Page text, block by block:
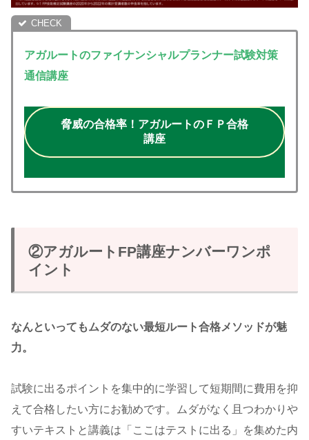
アガルートのファイナンシャルプランナー試験対策
通信講座
脅威の合格率！アガルートのＦＰ合格
講座
②アガルートFP講座ナンバーワンポ
イント
なんといってもムダのない最短ルート合格メソッドが魅
力。
試験に出るポイントを集中的に学習して短期間に費用を抑
えて合格したい方にお勧めです。ムダがなく且つわかりや
すいテキストと講義は「ここはテストに出る」を集めた内